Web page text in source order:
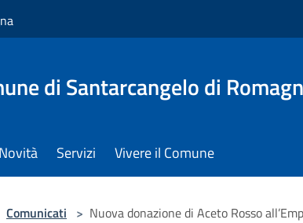
di Santarcangelo di
Novità Servizi Vivere il Comune
Comunicati > Nuova donazione di Aceto Rosso